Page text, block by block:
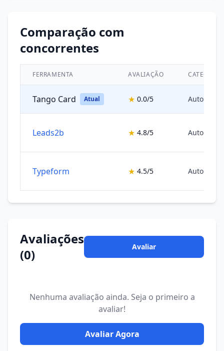
Comparação com
concorrentes
FERRAMENTA AVALIAÇÃO CATEGORIA
Tango Card Atual ★ 0.0/5
Leads2b ★ 4.8/5
Typeform ★ 4.5/5
Avaliações
(0)
Avaliar
Nenhuma avaliação ainda. Seja o primeiro a
avaliar!
Avaliar Agora